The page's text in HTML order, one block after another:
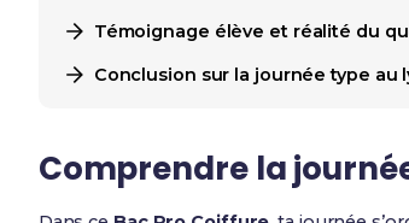
Témoignage élève et réalité du
Conclusion sur la journée type au
Comprendre la